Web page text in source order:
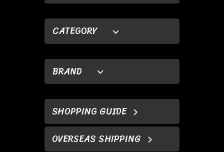
CATEGORY
BRAND
SHOPPING GUIDE
OVERSEAS SHIPPING